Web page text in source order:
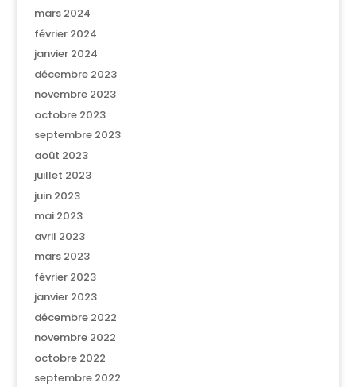
mars 2024
février 2024
janvier 2024
décembre 2023
novembre 2023
octobre 2023
septembre 2023
août 2023
juillet 2023
juin 2023
mai 2023
avril 2023
mars 2023
février 2023
janvier 2023
décembre 2022
novembre 2022
octobre 2022
septembre 2022